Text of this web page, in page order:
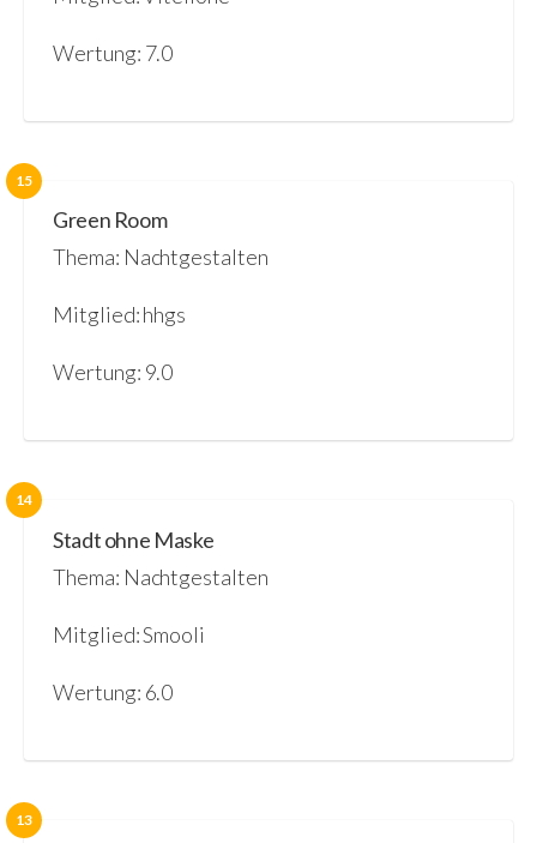
Wertung: 7.0
15
Green Room
Thema: Nachtgestalten
Mitglied: hhgs
Wertung: 9.0
14
Stadt ohne Maske
Thema: Nachtgestalten
Mitglied: Smooli
Wertung: 6.0
13